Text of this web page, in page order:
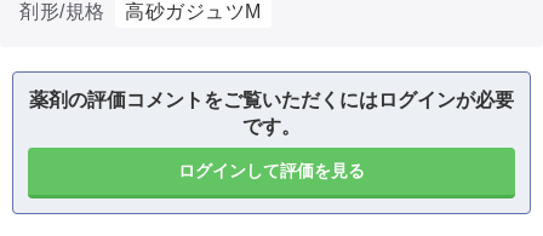
剤形/規格
高砂ガジュツM
薬剤の評価コメントをご覧いただくにはログインが必要
です。
ログインして評価を見る